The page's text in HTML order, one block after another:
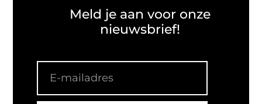
Meld je aan voor onze
nieuwsbrief!